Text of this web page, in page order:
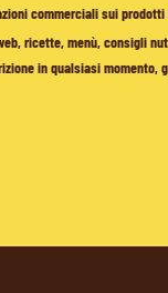
commerciali sui prodotti
ricette, menù, consigli
in qualsiasi momento,